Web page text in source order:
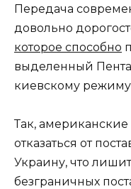
Передача
довольно
которое способно
выделенный
киевскому
Так,
отказаться от
Украину, что
безграничных